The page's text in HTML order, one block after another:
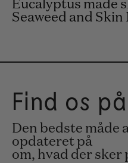
Eucalyptus made
Seaweed and Skin
Find os
Den bedste måde
opdateret på
om, hvad der sker